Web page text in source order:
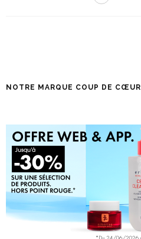
NOTRE MARQUE COUP DE CŒUR